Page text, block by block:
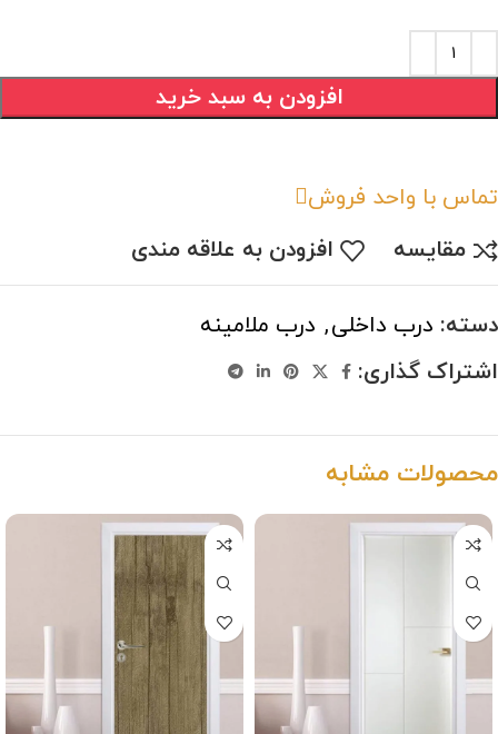
افزودن به سبد خرید
تماس با واحد فروش
مقایسه
افزودن به علاقه مندی
دسته: درب داخلی, درب ملامینه
اشتراک گذاری:
محصولات مشابه